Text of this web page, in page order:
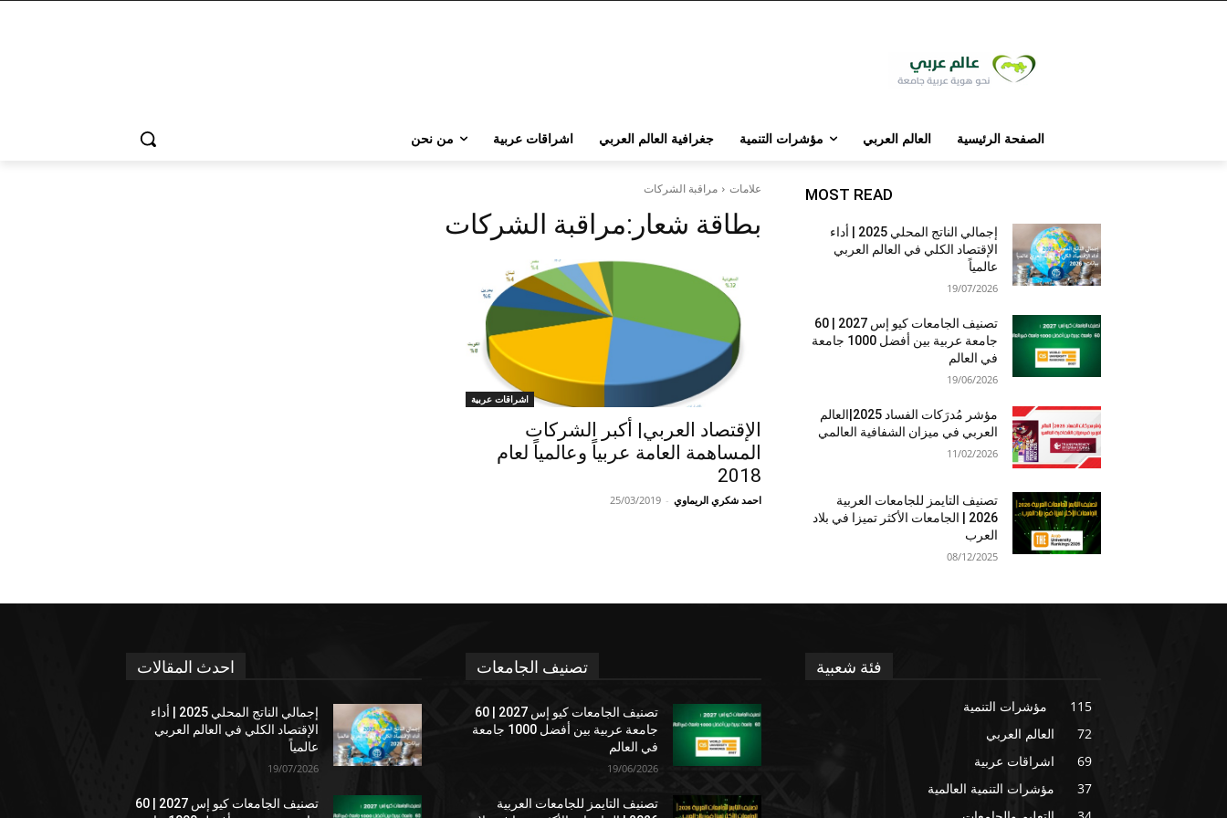
الصفحة الرئيسية العالم العربي مؤشرات التنمية جغرافية العالم العربي اشراقات عربية من نحن
علامات مراقبة الشركات
بطاقة شعار:مراقبة الشركات
اشراقات عربية
الإقتصاد العربي| أكبر الشركات
المساهمة العامة عربياً وعالمياً لعام
2018
احمد شكري الريماوي -
25/03/2019
MOST READ
إجمالي الناتج المحلي 2025 | أداء
الإقتصاد الكلي في العالم العربي
عالمياً
19/07/2026
تصنيف الجامعات كيو إس 2027 | 60
جامعة عربية بين أفضل 1000 جامعة
في العالم
19/06/2026
مؤشر مُدرَكات الفساد 2025|العالم
العربي في ميزان الشفافية العالمي
11/02/2026
تصنيف التايمز للجامعات العربية
2026 | الجامعات الأكثر تميزا في بلاد
العرب
08/12/2025
احدث المقالات
إجمالي الناتج المحلي 2025 | أداء
الإقتصاد الكلي في العالم العربي
عالمياً
19/07/2026
تصنيف الجامعات كيو إس 2027 | 60
تصنيف الجامعات
تصنيف الجامعات كيو إس 2027 | 60
جامعة عربية بين أفضل 1000 جامعة
في العالم
19/06/2026
تصنيف التايمز للجامعات العربية
فئة شعبية
مؤشرات التنمية
115
العالم العربي
72
اشراقات عربية
69
مؤشرات التنمية العالمية
37